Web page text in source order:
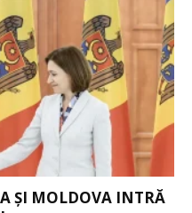
ȘI MOLDOVA INTRĂ